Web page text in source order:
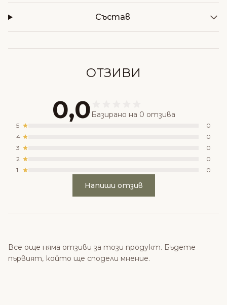
Състав
ОТЗИВИ
0,0 Базирано на 0 отзива
5
0
4
0
3
0
2
0
1
0
Напиши отзив
Все още няма отзиви за този продукт. Бъдете
първият, който ще сподели мнение.